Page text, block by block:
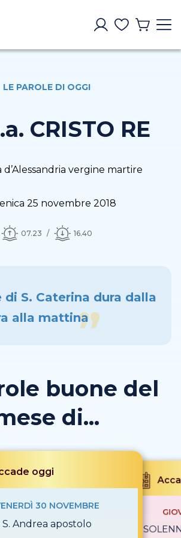
LE PAROLE DI OGGI
CRISTO RE
d’Alessandria vergine martire
25 novembre 2018
07.23 16.40
di S. Caterina dura dalla
alla mattina
buone del
di...
oggi
30 NOVEMBRE
S. Andrea apostolo